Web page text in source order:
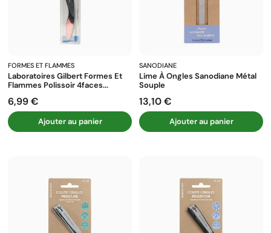
FORMES ET FLAMMES
Laboratoires Gilbert Formes Et
Flammes Polissoir 4faces...
Prix
6,99 €
Ajouter au panier
SANODIANE
Lime À Ongles Sanodiane Métal
Souple
Prix
13,10 €
Ajouter au panier